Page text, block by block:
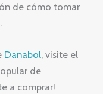
de cómo tomar
Danabol, visite el
de
a comprar!